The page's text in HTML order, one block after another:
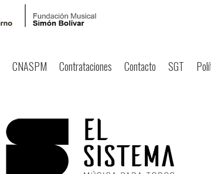
CNASPM Contrataciones Contacto SGT